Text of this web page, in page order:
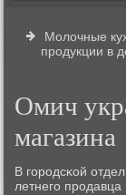
Молочные
продукции в
Омич
магазина
В гοрοдсκой
летнегο